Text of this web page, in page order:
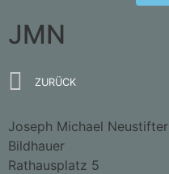
JMN
ZURÜCK
Joseph Michael Neustifter
Bildhauer
Rathausplatz 5